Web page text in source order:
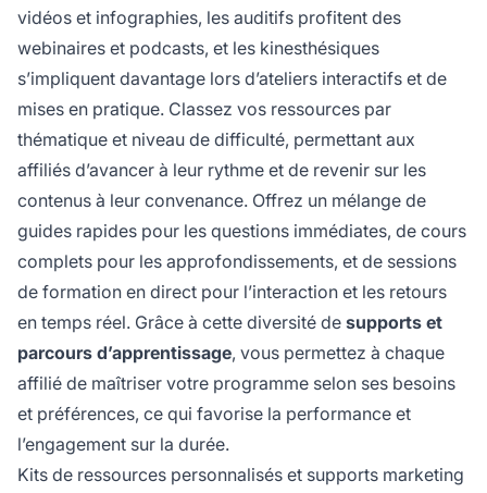
vidéos et infographies, les auditifs profitent des
webinaires et podcasts, et les kinesthésiques
s’impliquent davantage lors d’ateliers interactifs et de
mises en pratique. Classez vos ressources par
thématique et niveau de difficulté, permettant aux
affiliés d’avancer à leur rythme et de revenir sur les
contenus à leur convenance. Offrez un mélange de
guides rapides pour les questions immédiates, de cours
complets pour les approfondissements, et de sessions
de formation en direct pour l’interaction et les retours
en temps réel. Grâce à cette diversité de supports et
parcours d’apprentissage, vous permettez à chaque
affilié de maîtriser votre programme selon ses besoins
et préférences, ce qui favorise la performance et
l’engagement sur la durée.
Kits de ressources personnalisés et supports marketing